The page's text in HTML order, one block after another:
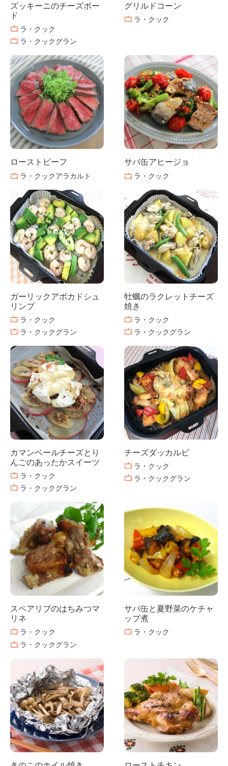
ズッキーニのチーズボー
ド
ラ・クック
ラ・クックグラン
グリルドコーン
ラ・クック
ローストビーフ
ラ・クックアラカルト
サバ缶アヒージョ
ラ・クック
ガーリックアボカドシュ
リンプ
ラ・クック
ラ・クックグラン
牡蠣のラクレットチーズ
焼き
ラ・クック
ラ・クックグラン
カマンベールチーズとり
んごのあったかスイーツ
ラ・クック
ラ・クックグラン
チーズダッカルビ
ラ・クック
ラ・クックグラン
スペアリブのはちみつマ
リネ
ラ・クック
ラ・クックグラン
サバ缶と夏野菜のケチャ
ップ煮
ラ・クック